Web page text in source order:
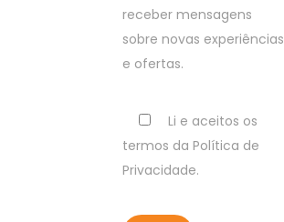
receber mensagens
sobre novas experiências
e ofertas.
Li e aceitos os
termos da Política de
Privacidade.